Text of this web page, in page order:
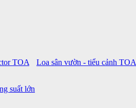
TOA
Loa sân vườn - tiểu cảnh TOA
suất lớn